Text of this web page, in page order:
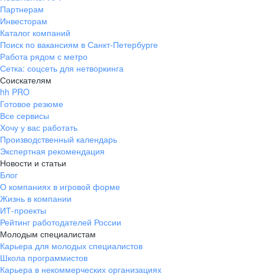
Партнерам
Инвесторам
Каталог компаний
Поиск по вакансиям в Санкт-Петербурге
Работа рядом с метро
Сетка: соцсеть для нетворкинга
Соискателям
hh PRO
Готовое резюме
Все сервисы
Хочу у вас работать
Производственный календарь
Экспертная рекомендация
Новости и статьи
Блог
О компаниях в игровой форме
Жизнь в компании
ИТ-проекты
Рейтинг работодателей России
Молодым специалистам
Карьера для молодых специалистов
Школа программистов
Карьера в некоммерческих организациях